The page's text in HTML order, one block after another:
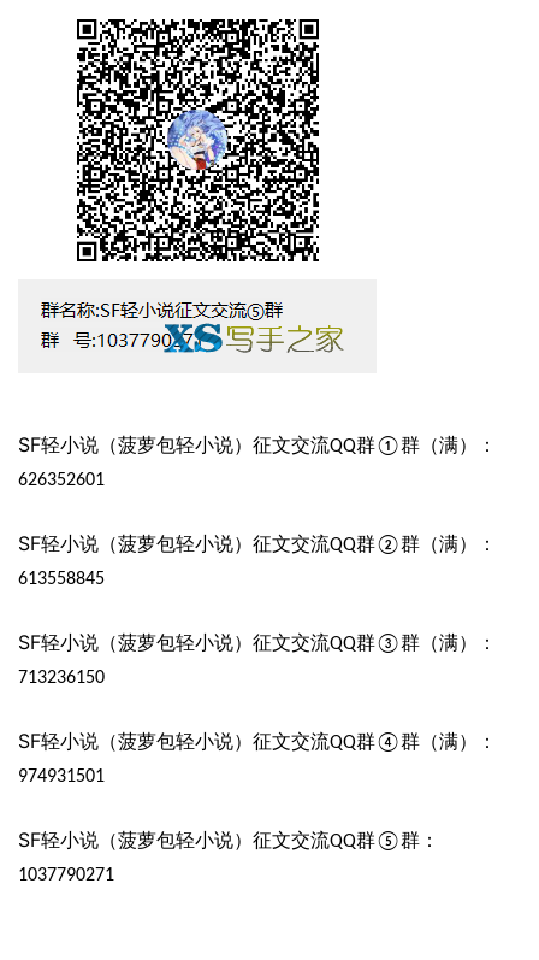
SF轻小说（菠萝包轻小说）征文交流QQ群①群（满）：
626352601
SF轻小说（菠萝包轻小说）征文交流QQ群②群（满）：
613558845
SF轻小说（菠萝包轻小说）征文交流QQ群③群（满）：
713236150
SF轻小说（菠萝包轻小说）征文交流QQ群④群（满）：
974931501
SF轻小说（菠萝包轻小说）征文交流QQ群⑤群：
1037790271